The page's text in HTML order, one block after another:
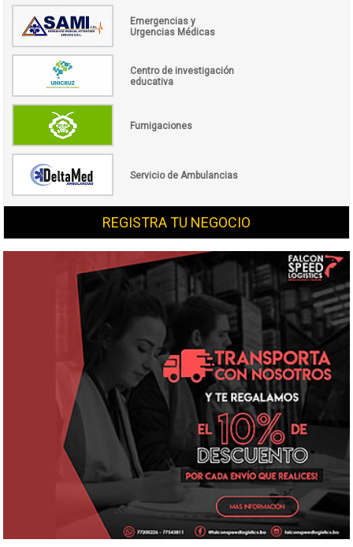
Emergencias y
Urgencias Médicas
Centro de investigación
educativa
Fumigaciones
Servicio de Ambulancias
REGISTRA TU NEGOCIO